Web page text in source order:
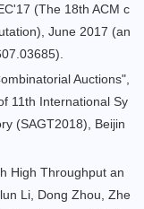
(The 18th ACM c
June 2017 (an
).
Auctions",
11th International Sy
(SAGT2018), Beijin
High Throughput an
Li, Dong Zhou, Zhe